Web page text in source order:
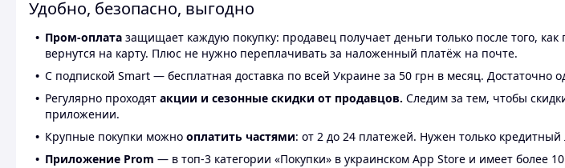
Удобно, безопасно, выгодно
Пром-оплата защищает каждую покупку: продавец получает деньги только после того,
вернутся на карту. Плюс не нужно переплачивать за наложенный платёж на почте.
С подпиской Smart — бесплатная доставка по всей Украине за 50 грн в месяц. Достаточно
Регулярно проходят акции и сезонные скидки от продавцов. Следим за тем, чтобы
приложении.
Крупные покупки можно оплатить частями: от 2 до 24 платежей. Нужен только кредитный
Приложение Prom — в топ-3 категории «Покупки» в украинском App Store и имеет более